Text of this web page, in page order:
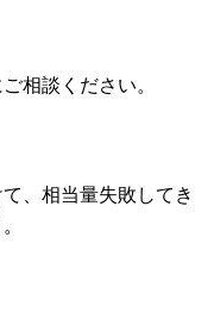
相談ください。
、相当量失敗してき